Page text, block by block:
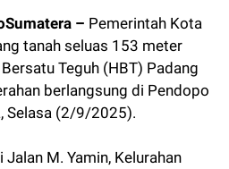
– Pemerintah Kota
tanah seluas 153 meter
Teguh (HBT) Padang
berlangsung di Pendopo
Selasa (2/9/2025).
M. Yamin, Kelurahan